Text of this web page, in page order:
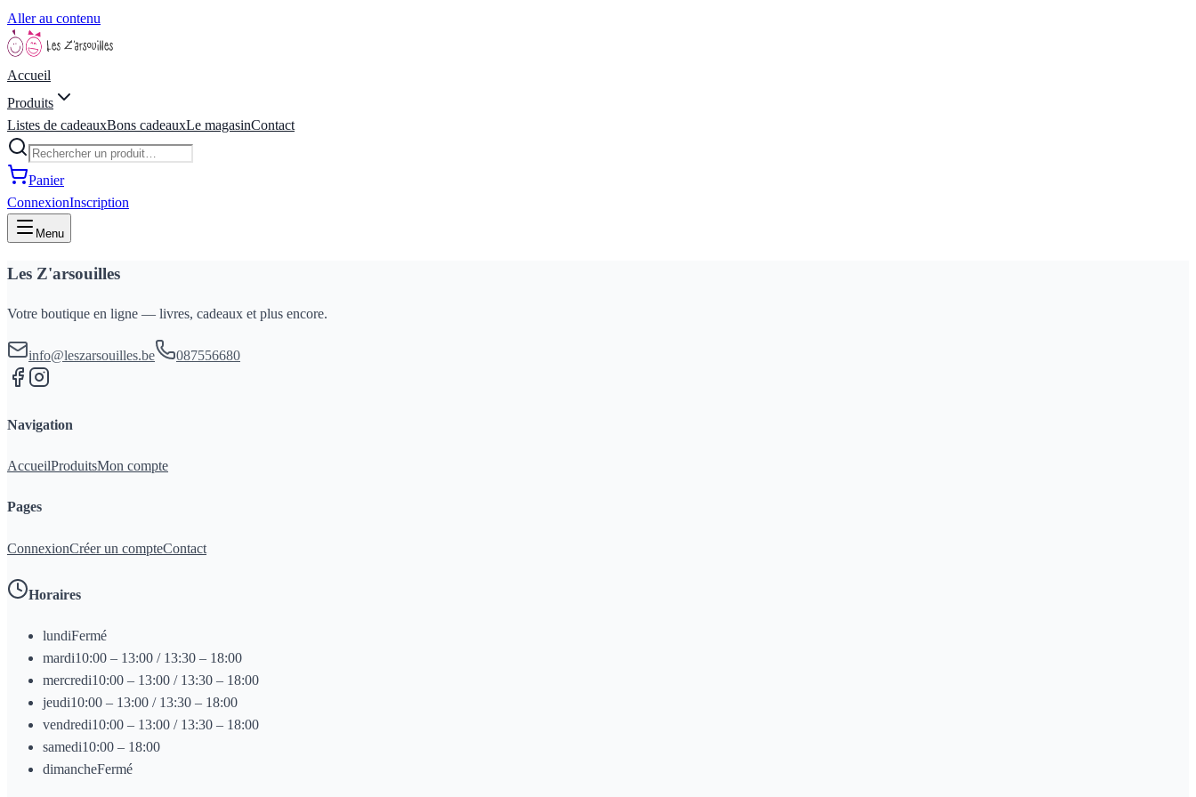
Aller au contenu
Accueil
Produits
Listes de cadeauxBons cadeauxLe magasinContact
Panier
ConnexionInscription
Menu
Les Z'arsouilles
Votre boutique en ligne — livres, cadeaux et plus encore.
info@leszarsouilles.be 087556680
Navigation
AccueilProduitsMon compte
Pages
ConnexionCréer un compteContact
Horaires
lundiFermé
mardi10:00 – 13:00 / 13:30 – 18:00
mercredi10:00 – 13:00 / 13:30 – 18:00
jeudi10:00 – 13:00 / 13:30 – 18:00
vendredi10:00 – 13:00 / 13:30 – 18:00
samedi10:00 – 18:00
dimancheFermé